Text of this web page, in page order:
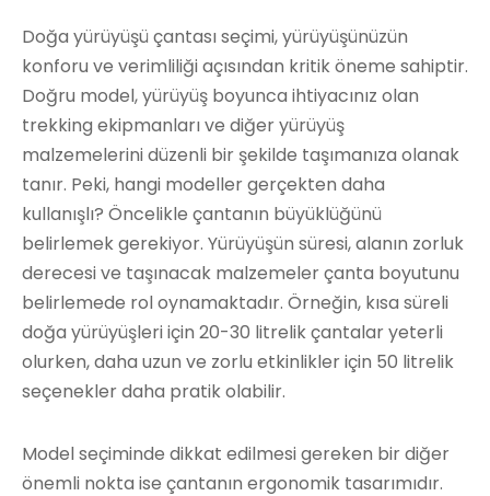
Doğa yürüyüşü çantası seçimi, yürüyüşünüzün
konforu ve verimliliği açısından kritik öneme sahiptir.
Doğru model, yürüyüş boyunca ihtiyacınız olan
trekking ekipmanları ve diğer yürüyüş
malzemelerini düzenli bir şekilde taşımanıza olanak
tanır. Peki, hangi modeller gerçekten daha
kullanışlı? Öncelikle çantanın büyüklüğünü
belirlemek gerekiyor. Yürüyüşün süresi, alanın zorluk
derecesi ve taşınacak malzemeler çanta boyutunu
belirlemede rol oynamaktadır. Örneğin, kısa süreli
doğa yürüyüşleri için 20-30 litrelik çantalar yeterli
olurken, daha uzun ve zorlu etkinlikler için 50 litrelik
seçenekler daha pratik olabilir.
Model seçiminde dikkat edilmesi gereken bir diğer
önemli nokta ise çantanın ergonomik tasarımıdır.